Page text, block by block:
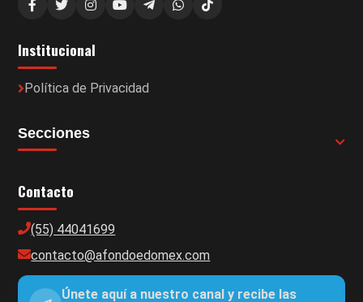
Institucional
Política de Privacidad
Secciones
Contacto
(55) 44041699
contacto@afondoedomex.com
Únete aquí a nuestro canal y recibe las